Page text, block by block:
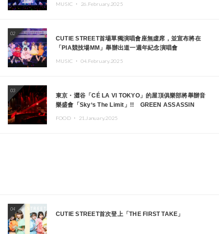
MUSIC ・ 26.February.2025
02
CUTIE STREET首場單獨演唱會座無虛席，並宣布將在
「PIA競技場MM」舉辦出道一週年紀念演唱會
MUSIC ・ 04.February.2025
03
東京・澀谷「CÉ LA VI TOKYO」的屋頂俱樂部將舉辦音
樂盛會「Sky‘s The Limit」!! GREEN ASSASSIN
本頂尖DJ及創作者齊聚一堂
FOOD ・ 21.January.2025
04
CUTIE STREET首次登上「THE FIRST TAKE」